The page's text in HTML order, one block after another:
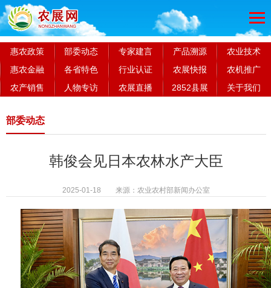
惠农政策 部委动态 专家建言 产品溯源
农业技术
惠农金融
各省特色 行业认证 农展快报
农机推广
农产销售
人物专访 农展直播 2852县展 关于我们
部委动态
韩俊会见日本农林水产大臣
2025-01-18 来源：农业农村部新闻办公室